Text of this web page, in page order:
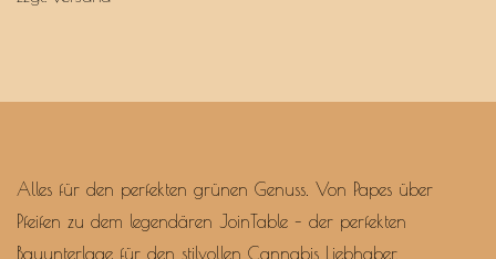
Alles für den perfekten grünen Genuss. Von Papes über
Pfeifen zu dem legendären JoinTable – der perfekten
Bauunterlage für den stilvollen Cannabis Liebhaber.